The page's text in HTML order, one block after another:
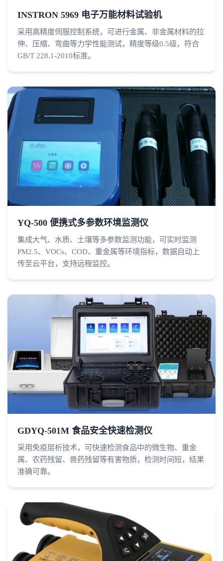
INSTRON 5969 电子万能材料试验机
采用高精度伺服控制系统，可进行金属、非金属材料的拉
伸、压缩、弯曲等力学性能测试，精度等级0.5级，符合
GB/T 228.1-2010标准。
YQ-500 便携式多参数环境监测仪
集成大气、水质、土壤等多参数监测功能，可实时监测
PM2.5、VOCs、COD、重金属等环境指标，数据自动上
传至云平台，支持远程监控。
GDYQ-501M 食品安全快速检测仪
采用免疫层析技术，可快速检测食品中的微生物、重金
属、农药残留、兽药残留等有害物质，检测时间短，结果
准确可靠。